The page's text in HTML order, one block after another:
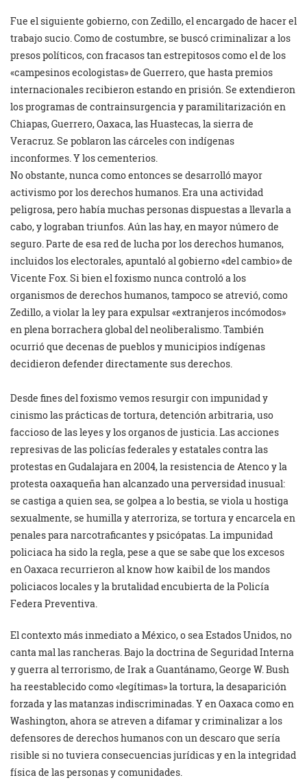
Fue el siguiente gobierno, con Zedillo, el encargado de hacer el
trabajo sucio. Como de costumbre, se buscó criminalizar a los
presos políticos, con fracasos tan estrepitosos como el de los
«campesinos ecologistas» de Guerrero, que hasta premios
internacionales recibieron estando en prisión. Se extendieron
los programas de contrainsurgencia y paramilitarización en
Chiapas, Guerrero, Oaxaca, las Huastecas, la sierra de
Veracruz. Se poblaron las cárceles con indígenas
inconformes. Y los cementerios.
No obstante, nunca como entonces se desarrolló mayor
activismo por los derechos humanos. Era una actividad
peligrosa, pero había muchas personas dispuestas a llevarla a
cabo, y lograban triunfos. Aún las hay, en mayor número de
seguro. Parte de esa red de lucha por los derechos humanos,
incluidos los electorales, apuntaló al gobierno «del cambio» de
Vicente Fox. Si bien el foxismo nunca controló a los
organismos de derechos humanos, tampoco se atrevió, como
Zedillo, a violar la ley para expulsar «extranjeros incómodos»
en plena borrachera global del neoliberalismo. También
ocurrió que decenas de pueblos y municipios indígenas
decidieron defender directamente sus derechos.
Desde fines del foxismo vemos resurgir con impunidad y
cinismo las prácticas de tortura, detención arbitraria, uso
faccioso de las leyes y los organos de justicia. Las acciones
represivas de las policías federales y estatales contra las
protestas en Gudalajara en 2004, la resistencia de Atenco y la
protesta oaxaqueña han alcanzado una perversidad inusual:
se castiga a quien sea, se golpea a lo bestia, se viola u hostiga
sexualmente, se humilla y aterroriza, se tortura y encarcela en
penales para narcotraficantes y psicópatas. La impunidad
policiaca ha sido la regla, pese a que se sabe que los excesos
en Oaxaca recurrieron al know how kaibil de los mandos
policiacos locales y la brutalidad encubierta de la Policía
Federa Preventiva.
El contexto más inmediato a México, o sea Estados Unidos, no
canta mal las rancheras. Bajo la doctrina de Seguridad Interna
y guerra al terrorismo, de Irak a Guantánamo, George W. Bush
ha reestablecido como «legítimas» la tortura, la desaparición
forzada y las matanzas indiscriminadas. Y en Oaxaca como en
Washington, ahora se atreven a difamar y criminalizar a los
defensores de derechos humanos con un descaro que sería
risible si no tuviera consecuencias jurídicas y en la integridad
física de las personas y comunidades.